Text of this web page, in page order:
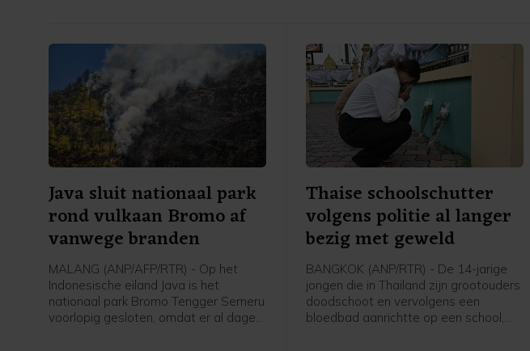
Java sluit nationaal park
rond vulkaan Bromo af
vanwege branden
MALANG (ANP/AFP/RTR) - Op het
Indonesische eiland Java is het
nationaal park Bromo Tengger Semeru
voorlopig gesloten, omdat er al dagen
Thaise schoolschutter
volgens politie al langer
bezig met geweld
BANGKOK (ANP/RTR) - De 14-jarige
jongen die in Thailand zijn grootouders
doodschoot en vervolgens een
bloedbad aanrichtte op een school,